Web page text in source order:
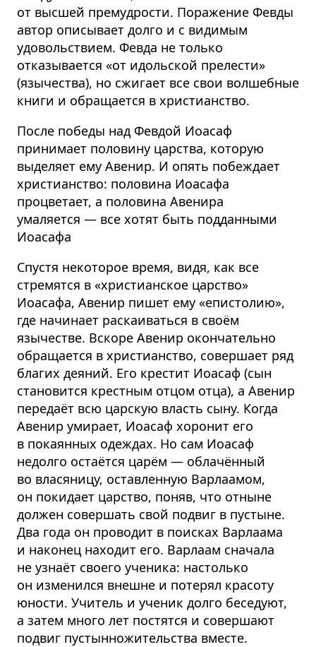
от высшей премудрости. Поражение Февды
автор описывает долго и с видимым
удовольствием. Февда не только
отказывается «от идольской прелести»
(язычества), но сжигает все свои волшебные
книги и обращается в христианство.
После победы над Февдой Иоасаф
принимает половину царства, которую
выделяет ему Авенир. И опять побеждает
христианство: половина Иоасафа
процветает, а половина Авенира
умаляется — все хотят быть подданными
Иоасафа
Спустя некоторое время, видя, как все
стремятся в «христианское царство»
Иоасафа, Авенир пишет ему «епистолию»,
где начинает раскаиваться в своём
язычестве. Вскоре Авенир окончательно
обращается в христианство, совершает ряд
благих деяний. Его крестит Иоасаф (сын
становится крестным отцом отца), а Авенир
передаёт всю царскую власть сыну. Когда
Авенир умирает, Иоасаф хоронит его
в покаянных одеждах. Но сам Иоасаф
недолго остаётся царём — облачённый
во власяницу, оставленную Варлаамом,
он покидает царство, поняв, что отныне
должен совершать свой подвиг в пустыне.
Два года он проводит в поисках Варлаама
и наконец находит его. Варлаам сначала
не узнаёт своего ученика: настолько
он изменился внешне и потерял красоту
юности. Учитель и ученик долго беседуют,
а затем много лет постятся и совершают
подвиг пустынножительства вместе.